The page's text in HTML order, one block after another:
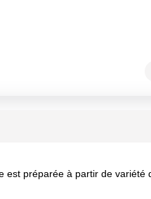
préparée à partir de variété